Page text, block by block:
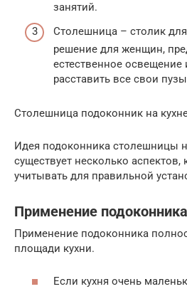
занятий.
Столешница – столик
решение для женщин,
естественное
расставить все свои
Столешница подоконник на
Идея подоконника столешницы
существует несколько аспектов,
учитывать для правильной
Применение
Применение подоконника
площади кухни.
Если кухня очень